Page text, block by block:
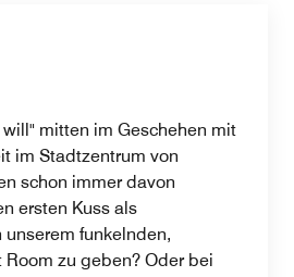
mitten im Geschehen mit
im Stadtzentrum von
schon immer davon
ersten Kuss als
unserem funkelnden,
zu geben? Oder bei